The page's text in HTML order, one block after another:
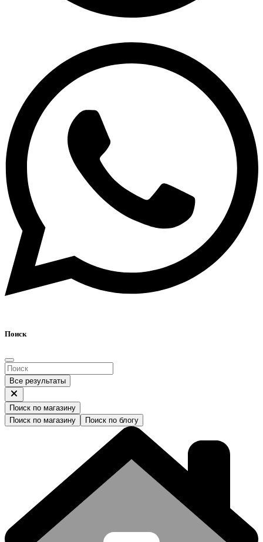
Поиск
Все результаты
Поиск по магазину
Поиск по магазину
Поиск по блогу